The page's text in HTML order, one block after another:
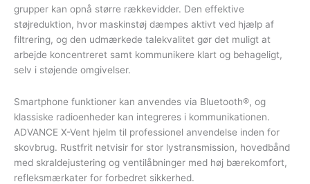
grupper kan opnå større rækkevidder. Den effektive
støjreduktion, hvor maskinstøj dæmpes aktivt ved hjælp af
filtrering, og den udmærkede talekvalitet gør det muligt at
arbejde koncentreret samt kommunikere klart og behageligt,
selv i støjende omgivelser.
Smartphone funktioner kan anvendes via Bluetooth®, og
klassiske radioenheder kan integreres i kommunikationen.
ADVANCE X-Vent hjelm til professionel anvendelse inden for
skovbrug. Rustfrit netvisir for stor lystransmission, hovedbånd
med skraldejustering og ventilåbninger med høj bærekomfort,
refleksmærkater for forbedret sikkerhed.